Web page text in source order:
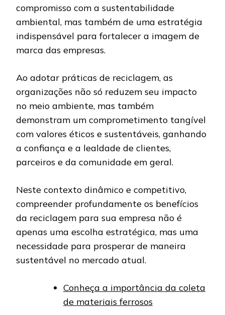
compromisso com a sustentabilidade
ambiental, mas também de uma estratégia
indispensável para fortalecer a imagem de
marca das empresas.
Ao adotar práticas de reciclagem, as
organizações não só reduzem seu impacto
no meio ambiente, mas também
demonstram um comprometimento tangível
com valores éticos e sustentáveis, ganhando
a confiança e a lealdade de clientes,
parceiros e da comunidade em geral.
Neste contexto dinâmico e competitivo,
compreender profundamente os benefícios
da reciclagem para sua empresa não é
apenas uma escolha estratégica, mas uma
necessidade para prosperar de maneira
sustentável no mercado atual.
Conheça a importância da coleta
de materiais ferrosos